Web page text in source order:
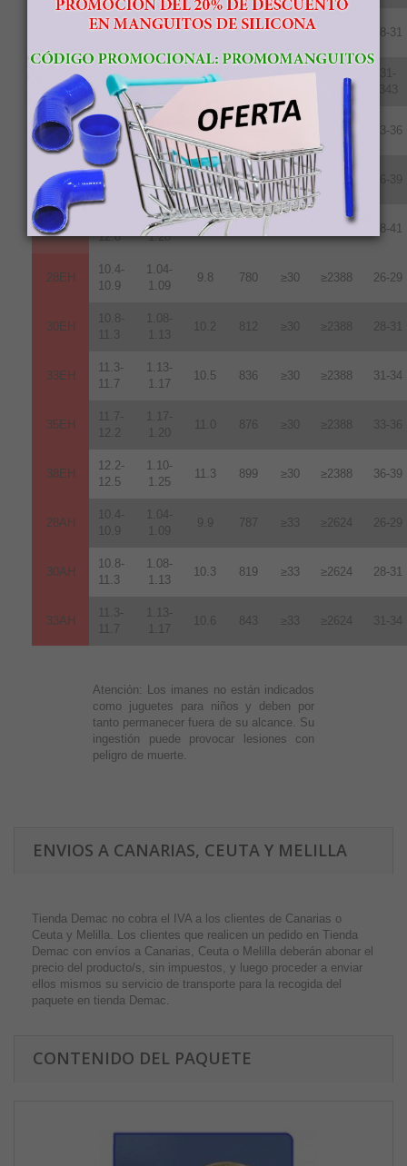
10.8-
1.08-
10.2 812 ≥25 28-31
33UH
11.3-
11.7
1.17
10.7 852 ≥1990
31-
343
35UH
11.8-
12.2
1.18-
1.22
10.8 860 ≥1990 33-36
38UH
12.2-
12.5
1.22-
1.25
11.0 876 ≥25 ≥1990 36-39
40UH
12.8
1.24-
1.28
11.3 ≥1990 38-41
28EH
10.4-
10.9
1.04-
1.09
9.8 780 ≥30 ≥2388 26-29
30EH
10.8-
11.3
1.08-
1.13
10.2 812 ≥30 ≥2388 28-31
33EH
11.3-
11.7
1.13-
1.17
10.5 836 ≥30 ≥2388 31-34
35EH
11.7-
12.2
1.17-
1.20
11.0 876 ≥30 ≥2388 33-36
38EH
12.2-
12.5
1.10-
1.25
11.3 899 ≥30 ≥2388 36-39
28AH
10.4-
10.9
1.04-
1.09
9.9 787 ≥33 ≥2624 26-29
30AH
10.8-
11.3
1.08-
1.13
10.3 819 ≥33 ≥2624 28-31
33AH
11.3-
11.7
1.13-
1.17
10.6 843 ≥33 ≥2624 31-34
Atención: Los imanes no están indicados
como juguetes para niños y deben por
tanto permanecer fuera de su alcance. Su
ingestión puede provocar lesiones con
peligro de muerte.
ENVIOS A CANARIAS, CEUTA Y MELILLA
Tienda Demac no cobra el IVA a los clientes de Canarias o
Ceuta y Melilla. Los clientes que realicen un pedido en Tienda
Demac con envíos a Canarias, Ceuta o Melilla deberán abonar el
precio del producto/s, sin impuestos, y luego proceder a enviar
ellos mismos su servicio de transporte para la recogida del
paquete en tienda Demac.
CONTENIDO DEL PAQUETE